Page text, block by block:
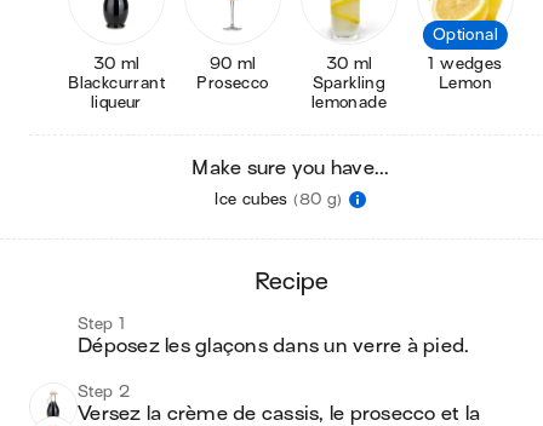
30 ml
Blackcurrant
liqueur
90 ml
Prosecco
30 ml
Sparkling
lemonade
Optional
1 wedges
Lemon
Make sure you have...
Ice cubes (80 g)
recipe
Step 1
Déposez les glaçons dans un verre à pied.
Step 2
Versez la crème de cassis, le prosecco et la